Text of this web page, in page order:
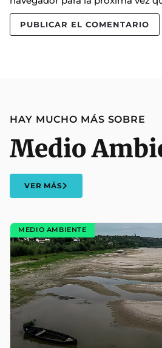
HAY MUCHO MÁS SOBRE
Medio
VER MÁS
MEDIO AMBIENTE